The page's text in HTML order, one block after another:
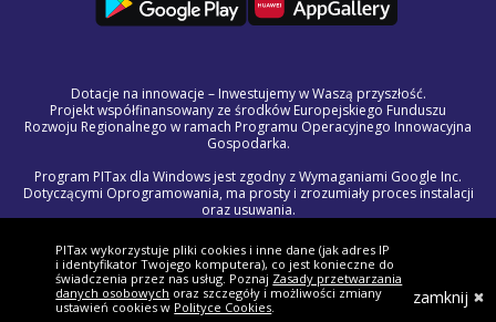
Dotacje na innowacje – Inwestujemy w Waszą przyszłość.
Projekt współfinansowany ze środków Europejskiego Funduszu
Rozwoju Regionalnego w ramach Programu Operacyjnego Innowacyjna
Gospodarka.
Program PITax dla Windows jest zgodny z Wymaganiami Google Inc.
Dotyczącymi Oprogramowania, ma prosty i zrozumiały proces instalacji
oraz usuwania.
nowszego. Program w każdej chwili można odinstalować korzystając ze
standardowych procedur systemu Windows.
Treść licencji na program PITax dla Windows jest częścią Regulaminu
Świadczenia Usług Drogą Elektroniczną.
W razie wystąpienia problemów technicznych lub błędów w programie,
PITax wykorzystuje pliki cookies i inne dane (jak adres IP
i identyfikator Twojego komputera), co jest konieczne do
świadczenia przez nas usług. Poznaj Zasady przetwarzania
danych osobowych oraz szczegóły i możliwości zmiany
ustawień cookies w Polityce Cookies. zamknij